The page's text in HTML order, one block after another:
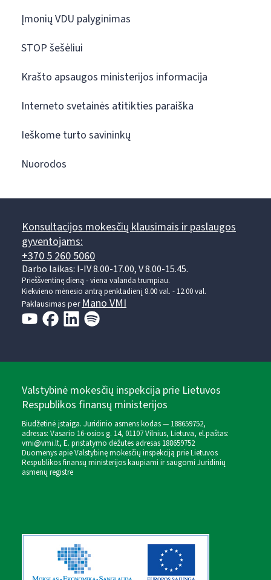
Įmonių VDU palyginimas
STOP šešėliui
Krašto apsaugos ministerijos informacija
Interneto svetainės atitikties paraiška
Ieškome turto savininkų
Nuorodos
Konsultacijos mokesčių klausimais ir paslaugos
gyventojams:
+370 5 260 5060
Darbo laikas: I-IV 8.00-17.00, V 8.00-15.45.
Prieššventinę dieną - viena valanda trumpiau.
Kiekvieno mėnesio antrą penktadienį 8.00 val. - 12.00 val.
Paklausimas perMano VMI
Valstybinė mokesčių inspekcija prie Lietuvos
Respublikos finansų ministerijos
Biudžetinė įstaiga. Juridinio asmens kodas — 188659752,
adresas: Vasario 16-osios g. 14, 01107 Vilnius, Lietuva, el.paštas:
vmi@vmi.lt, E. pristatymo dėžutės adresas 188659752
Duomenys apie Valstybinę mokesčių inspekciją prie Lietuvos
Respublikos finansų ministerijos kaupiami ir saugomi Juridinių
asmenų registre